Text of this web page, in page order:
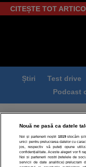
CITEȘTE TOT
Știri Test drive
Podcast
Termeni si
Politica de
Nouă ne pasă ca datele
Noi și partenerii noștri 1019stocăm și/
unici pentru prelucrarea datelor cu
jos, respectiv vă puteți opune
confidențialitate. Aceste alegeri vor fi
Noi si partenerii nostri (retelele de
servicii de date analitice) prelucram